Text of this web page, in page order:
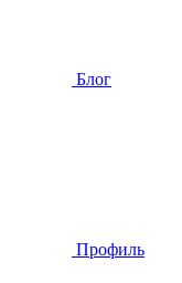
Блог
Профиль